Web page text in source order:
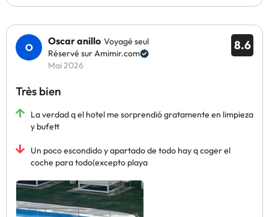
8.6
Oscar anillo Voyagé seul
Réservé sur Amimir.com
Mai 2026
Très bien
La verdad q el hotel me sorprendió gratamente en limpieza
y bufett
Un poco escondido y apartado de todo hay q coger el
coche para todo(excepto playa